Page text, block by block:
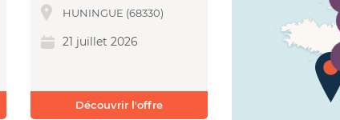
HUNINGUE (68330)
21 juillet 2026
Découvrir l'offre